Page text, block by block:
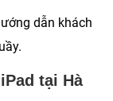
dẫn khách
tại Hà